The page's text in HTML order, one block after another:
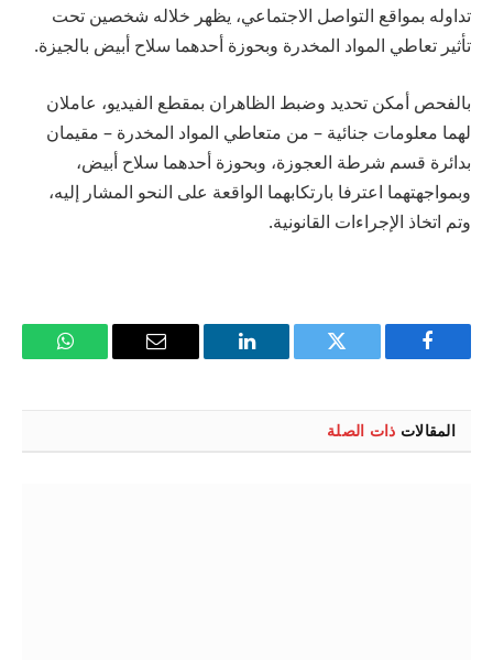
تداوله بمواقع التواصل الاجتماعي، يظهر خلاله شخصين تحت
تأثير تعاطي المواد المخدرة وبحوزة أحدهما سلاح أبيض بالجيزة.
بالفحص أمكن تحديد وضبط الظاهران بمقطع الفيديو، عاملان
لهما معلومات جنائية – من متعاطي المواد المخدرة – مقيمان
بدائرة قسم شرطة العجوزة، وبحوزة أحدهما سلاح أبيض،
وبمواجهتهما اعترفا بارتكابهما الواقعة على النحو المشار إليه،
وتم اتخاذ الإجراءات القانونية.
فيسبوك تويتر لينكدإن
البريد
واتساب
المقالات ذات الصلة